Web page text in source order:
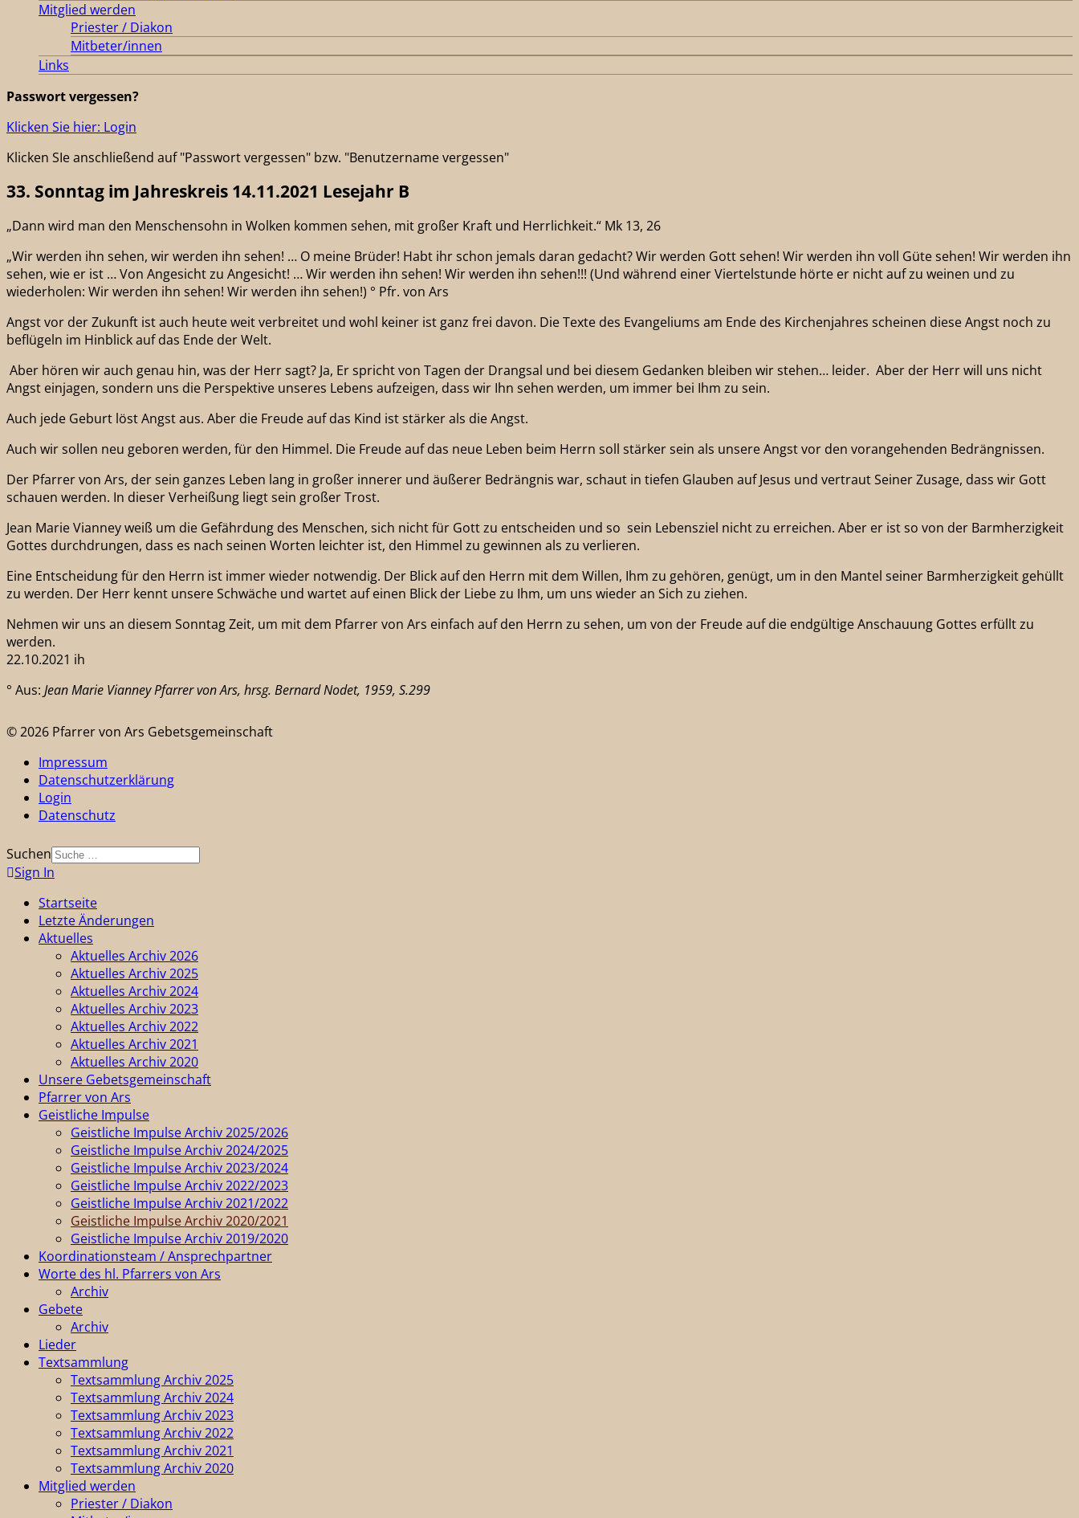
Mitglied werden
Priester / Diakon
Mitbeter/innen
Links
Passwort vergessen?
Klicken Sie hier: Login
Klicken SIe anschließend auf "Passwort vergessen" bzw. "Benutzername vergessen"
33. Sonntag im Jahreskreis 14.11.2021 Lesejahr B
„Dann wird man den Menschensohn in Wolken kommen sehen, mit großer Kraft und Herrlichkeit.“ Mk 13, 26
„Wir werden ihn sehen, wir werden ihn sehen! … O meine Brüder! Habt ihr schon jemals daran gedacht? Wir werden Gott sehen! Wir werden ihn voll Güte sehen! Wir werden ihn
sehen, wie er ist … Von Angesicht zu Angesicht! … Wir werden ihn sehen! Wir werden ihn sehen!!! (Und während einer Viertelstunde hörte er nicht auf zu weinen und zu
wiederholen: Wir werden ihn sehen! Wir werden ihn sehen!) ° Pfr. von Ars
Angst vor der Zukunft ist auch heute weit verbreitet und wohl keiner ist ganz frei davon. Die Texte des Evangeliums am Ende des Kirchenjahres scheinen diese Angst noch zu
beflügeln im Hinblick auf das Ende der Welt.
Aber hören wir auch genau hin, was der Herr sagt? Ja, Er spricht von Tagen der Drangsal und bei diesem Gedanken bleiben wir stehen… leider. Aber der Herr will uns nicht
Angst einjagen, sondern uns die Perspektive unseres Lebens aufzeigen, dass wir Ihn sehen werden, um immer bei Ihm zu sein.
Auch jede Geburt löst Angst aus. Aber die Freude auf das Kind ist stärker als die Angst.
Auch wir sollen neu geboren werden, für den Himmel. Die Freude auf das neue Leben beim Herrn soll stärker sein als unsere Angst vor den vorangehenden Bedrängnissen.
Der Pfarrer von Ars, der sein ganzes Leben lang in großer innerer und äußerer Bedrängnis war, schaut in tiefen Glauben auf Jesus und vertraut Seiner Zusage, dass wir Gott
schauen werden. In dieser Verheißung liegt sein großer Trost.
Jean Marie Vianney weiß um die Gefährdung des Menschen, sich nicht für Gott zu entscheiden und so sein Lebensziel nicht zu erreichen. Aber er ist so von der Barmherzigkeit
Gottes durchdrungen, dass es nach seinen Worten leichter ist, den Himmel zu gewinnen als zu verlieren.
Eine Entscheidung für den Herrn ist immer wieder notwendig. Der Blick auf den Herrn mit dem Willen, Ihm zu gehören, genügt, um in den Mantel seiner Barmherzigkeit gehüllt
zu werden. Der Herr kennt unsere Schwäche und wartet auf einen Blick der Liebe zu Ihm, um uns wieder an Sich zu ziehen.
Nehmen wir uns an diesem Sonntag Zeit, um mit dem Pfarrer von Ars einfach auf den Herrn zu sehen, um von der Freude auf die endgültige Anschauung Gottes erfüllt zu
werden.
22.10.2021 ih
° Aus: Jean Marie Vianney Pfarrer von Ars, hrsg. Bernard Nodet, 1959, S.299
© 2026 Pfarrer von Ars Gebetsgemeinschaft
Impressum
Datenschutzerklärung
Login
Datenschutz
Suchen
Sign In
Startseite
Letzte Änderungen
Aktuelles
Aktuelles Archiv 2026
Aktuelles Archiv 2025
Aktuelles Archiv 2024
Aktuelles Archiv 2023
Aktuelles Archiv 2022
Aktuelles Archiv 2021
Aktuelles Archiv 2020
Unsere Gebetsgemeinschaft
Pfarrer von Ars
Geistliche Impulse
Geistliche Impulse Archiv 2025/2026
Geistliche Impulse Archiv 2024/2025
Geistliche Impulse Archiv 2023/2024
Geistliche Impulse Archiv 2022/2023
Geistliche Impulse Archiv 2021/2022
Geistliche Impulse Archiv 2020/2021
Geistliche Impulse Archiv 2019/2020
Koordinationsteam / Ansprechpartner
Worte des hl. Pfarrers von Ars
Archiv
Gebete
Archiv
Lieder
Textsammlung
Textsammlung Archiv 2025
Textsammlung Archiv 2024
Textsammlung Archiv 2023
Textsammlung Archiv 2022
Textsammlung Archiv 2021
Textsammlung Archiv 2020
Mitglied werden
Priester / Diakon